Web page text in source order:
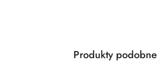
Pomiń karuzelę produktów
Produkty
Produkty podobne